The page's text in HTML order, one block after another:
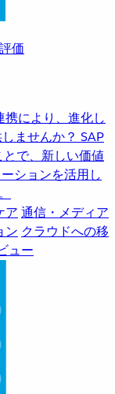
価
携により、進化し
ませんか？ SAP
で、新しい価値
ションを活用し
ア 通信・メディア
ン クラウドへの移
ュー